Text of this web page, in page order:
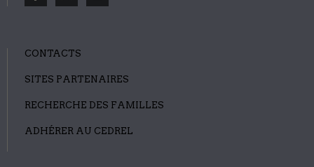
CONTACTS
SITES PARTENAIRES
RECHERCHE DES FAMILLES
ADHÉRER AU CEDREL